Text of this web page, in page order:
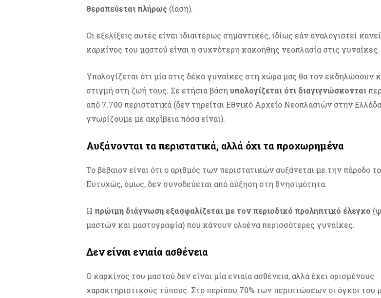
θεραπεύεται πλήρως (ίαση).
Οι εξελίξεις αυτές είναι ιδιαιτέρως σημαντικές, ιδίως εάν αναλογιστεί
καρκίνος του μαστού είναι η συχνότερη κακοήθης νεοπλασία στις γυναίκες.
Υπολογίζεται ότι μία στις δέκα γυναίκες στη χώρα μας θα τον εκδηλώσουν
στιγμή στη ζωή τους. Σε ετήσια βάσηυπολογίζεται ότι διαγιγνώσκονται
από 7.700 περιστατικά (δεν τηρείται Εθνικό Αρχείο Νεοπλασιών στην
γνωρίζουμε με ακρίβεια πόσα είναι).
Αυξάνονται τα περιστατικά, αλλά όχι τα προχωρημένα
Το βέβαιον είναι ότι ο αριθμός των περιστατικών αυξάνεται με την πάροδο
Ευτυχώς, όμως, δεν συνοδεύεται από αύξηση στη θνησιμότητα.
Η πρώιμη διάγνωση εξασφαλίζεται με τον περιοδικό προληπτικό έλεγχο
μαστών και μαστογραφία) που κάνουν ολοένα περισσότερες γυναίκες.
Δεν είναι ενιαία ασθένεια
Ο καρκίνος του μαστού δεν είναι μία ενιαία ασθένεια, αλλά έχει ορισμένους
χαρακτηριστικούς τύπους. Στο περίπου 70% των περιπτώσεων οι όγκοι του